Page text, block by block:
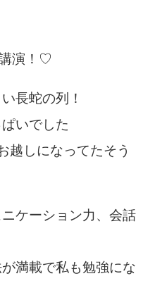
演！♡
長蛇の列！
いでした
越しになってたそう
ケーション力、会話
満載で私も勉強にな